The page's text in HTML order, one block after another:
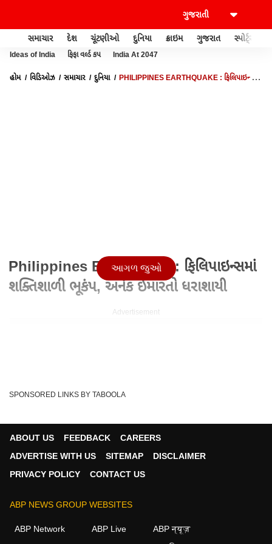
સમાચાર દેશ ચૂંટણીઓ દુનિયા ક્રાઇમ ગુજરાત સ્પોર્ટ્સ
Ideas of India ફિફા વર્લ્ડ કપ India At 2047
હોમ વિડિઓઝ સમાચાર દુનિયા
PHILIPPINES EARTHQUAKE : ફિલિપાઇન્સમાં
Philippines Earthquake : ફિલિપાઇન્સમાં
શક્તિશાળી ભૂકંપ, અનેક ઈમારતો ધરાશાયી
Advertisement
08 Jun 2026 12:03 PM (IST)
Philippines Earthquake : ફિલિપાઇન્સમાં શક્તિશાળી ભૂકંપ,
અનેક ઈમારતો ધરાશાયી Philippines Earthquake...
આગળ જુઓ
SPONSORED LINKS BY TABOOLA
ABOUT US FEEDBACK
CAREERS
ADVERTISE WITH US
SITEMAP
DISCLAIMER
PRIVACY POLICY
CONTACT US
ABP NEWS GROUP WEBSITES
ABP Network ABP Live
ABP न्यूज़